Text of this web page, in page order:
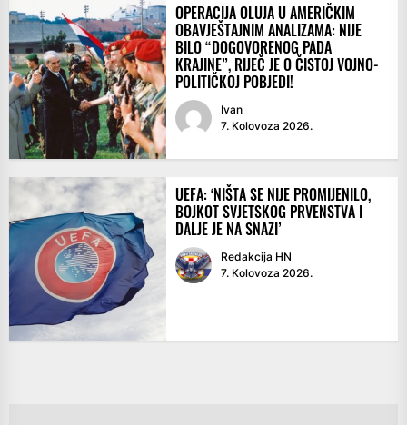
OPERACIJA OLUJA U AMERIČKIM
OBAVJEŠTAJNIM ANALIZAMA: NIJE
BILO “DOGOVORENOG PADA
KRAJINE”, RIJEČ JE O ČISTOJ VOJNO-
POLITIČKOJ POBJEDI!
Ivan
7. Kolovoza 2026.
UEFA: ‘NIŠTA SE NIJE PROMIJENILO,
BOJKOT SVJETSKOG PRVENSTVA I
DALJE JE NA SNAZI’
Redakcija HN
7. Kolovoza 2026.